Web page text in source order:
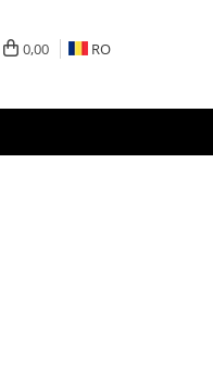
0,00 RO